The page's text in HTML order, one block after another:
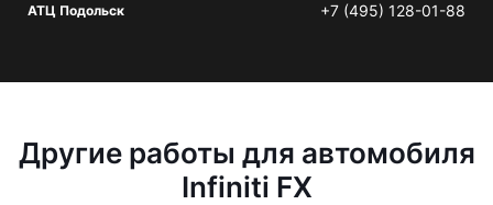
АТЦ Подольск +7 (495) 128-01-88
Другие работы для автомобиля
Infiniti FX